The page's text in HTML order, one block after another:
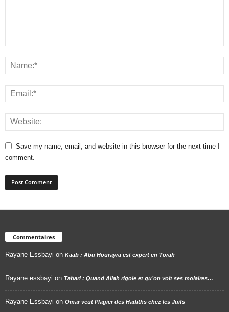
Save my name, email, and website in this browser for the next time I
comment.
Commentaires
Rayane Essbayi on Kaab : Abu Hourayra est expert en Torah
Rayane essbayi on Tabari : Quand Allah rigole et qu’on voit ses molaires…
Rayane Essbayi on Omar veut Plagier des Hadiths chez les Juifs